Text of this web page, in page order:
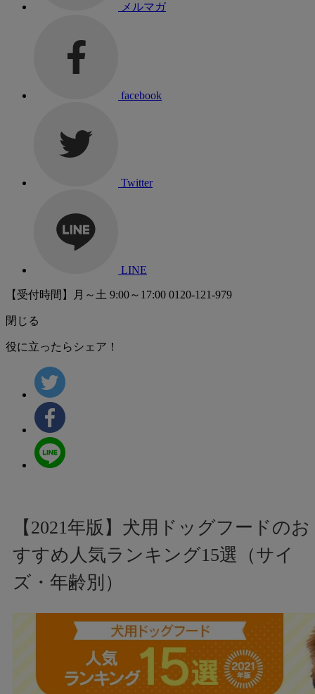
メルマガ
facebook
Twitter
LINE
【受付時間】月～土 9:00～17:00 0120-121-979
閉じる
役に立ったらシェア！
【2021年版】犬用ドッグフードのお
すすめ人気ランキング15選（サイ
ズ・年齢別）